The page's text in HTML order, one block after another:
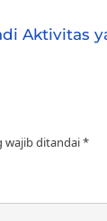
wajib ditandai*